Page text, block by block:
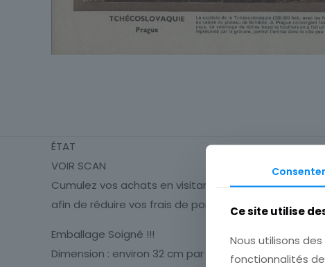
ÉTAT
VOIR SCAN
Cumulez vos achats en visitant ma boutique
afin de réduire vos frais de port.
Emballage Soigné !!!
Dimension : environ 32 cm par 24 cm
Ce site utilise
Nous utilisons
fonctionnalités